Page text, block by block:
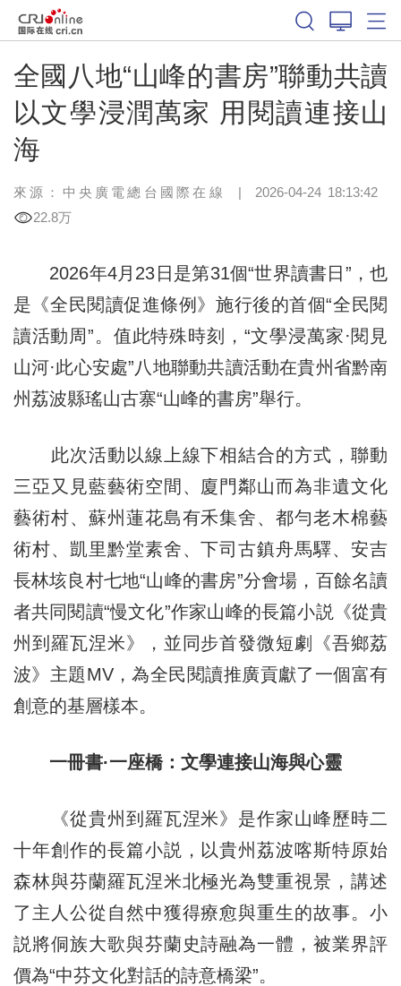
全國八地“山峰的書房”聯動共讀
以文學浸潤萬家 用閱讀連接山
海
來源：中央廣電總台國際在線 | 2026-04-24 18:13:42
22.8万
2026年4月23日是第31個“世界讀書日”，也
是《全民閱讀促進條例》施行後的首個“全民閱
讀活動周”。值此特殊時刻，“文學浸萬家·閱見
山河·此心安處”八地聯動共讀活動在貴州省黔南
州荔波縣瑤山古寨“山峰的書房”舉行。
此次活動以線上線下相結合的方式，聯動
三亞又見藍藝術空間、廈門鄰山而為非遺文化
藝術村、蘇州蓮花島有禾集舍、都勻老木棉藝
術村、凱里黔堂素舍、下司古鎮舟馬驛、安吉
長林垓良村七地“山峰的書房”分會場，百餘名讀
者共同閱讀“慢文化”作家山峰的長篇小説《從貴
州到羅瓦涅米》，並同步首發微短劇《吾鄉荔
波》主題MV，為全民閱讀推廣貢獻了一個富有
創意的基層樣本。
一冊書·一座橋：文學連接山海與心靈
《從貴州到羅瓦涅米》是作家山峰歷時二
十年創作的長篇小説，以貴州荔波喀斯特原始
森林與芬蘭羅瓦涅米北極光為雙重視景，講述
了主人公從自然中獲得療愈與重生的故事。小
説將侗族大歌與芬蘭史詩融為一體，被業界評
價為“中芬文化對話的詩意橋梁”。